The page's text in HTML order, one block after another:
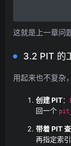
这就是上一章问
3.2 PIT 的
用起来也不复杂
创建 PIT：
回一个
带着 PIT
再指定索